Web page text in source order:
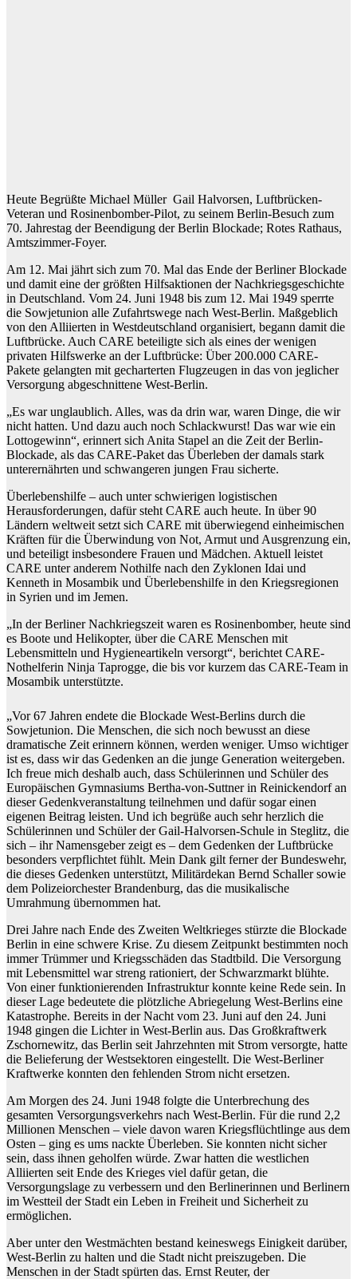
Heute Begrüßte Michael Müller Gail Halvorsen, Luftbrücken-
Veteran und Rosinenbomber-Pilot, zu seinem Berlin-Besuch zum
70. Jahrestag der Beendigung der Berlin Blockade; Rotes Rathaus,
Amtszimmer-Foyer.
Am 12. Mai jährt sich zum 70. Mal das Ende der Berliner Blockade
und damit eine der größten Hilfsaktionen der Nachkriegsgeschichte
in Deutschland. Vom 24. Juni 1948 bis zum 12. Mai 1949 sperrte
die Sowjetunion alle Zufahrtswege nach West-Berlin. Maßgeblich
von den Alliierten in Westdeutschland organisiert, begann damit die
Luftbrücke. Auch CARE beteiligte sich als eines der wenigen
privaten Hilfswerke an der Luftbrücke: Über 200.000 CARE-
Pakete gelangten mit gecharterten Flugzeugen in das von jeglicher
Versorgung abgeschnittene West-Berlin.
„Es war unglaublich. Alles, was da drin war, waren Dinge, die wir
nicht hatten. Und dazu auch noch Schlackwurst! Das war wie ein
Lottogewinn“, erinnert sich Anita Stapel an die Zeit der Berlin-
Blockade, als das CARE-Paket das Überleben der damals stark
unterernährten und schwangeren jungen Frau sicherte.
Überlebenshilfe – auch unter schwierigen logistischen
Herausforderungen, dafür steht CARE auch heute. In über 90
Ländern weltweit setzt sich CARE mit überwiegend einheimischen
Kräften für die Überwindung von Not, Armut und Ausgrenzung ein,
und beteiligt insbesondere Frauen und Mädchen. Aktuell leistet
CARE unter anderem Nothilfe nach den Zyklonen Idai und
Kenneth in Mosambik und Überlebenshilfe in den Kriegsregionen
in Syrien und im Jemen.
„In der Berliner Nachkriegszeit waren es Rosinenbomber, heute sind
es Boote und Helikopter, über die CARE Menschen mit
Lebensmitteln und Hygieneartikeln versorgt“, berichtet CARE-
Nothelferin Ninja Taprogge, die bis vor kurzem das CARE-Team in
Mosambik unterstützte.
„Vor 67 Jahren endete die Blockade West-Berlins durch die
Sowjetunion. Die Menschen, die sich noch bewusst an diese
dramatische Zeit erinnern können, werden weniger. Umso wichtiger
ist es, dass wir das Gedenken an die junge Generation weitergeben.
Ich freue mich deshalb auch, dass Schülerinnen und Schüler des
Europäischen Gymnasiums Bertha-von-Suttner in Reinickendorf an
dieser Gedenkveranstaltung teilnehmen und dafür sogar einen
eigenen Beitrag leisten. Und ich begrüße auch sehr herzlich die
Schülerinnen und Schüler der Gail-Halvorsen-Schule in Steglitz, die
sich – ihr Namensgeber zeigt es – dem Gedenken der Luftbrücke
besonders verpflichtet fühlt. Mein Dank gilt ferner der Bundeswehr,
die dieses Gedenken unterstützt, Militärdekan Bernd Schaller sowie
dem Polizeiorchester Brandenburg, das die musikalische
Umrahmung übernommen hat.
Drei Jahre nach Ende des Zweiten Weltkrieges stürzte die Blockade
Berlin in eine schwere Krise. Zu diesem Zeitpunkt bestimmten noch
immer Trümmer und Kriegsschäden das Stadtbild. Die Versorgung
mit Lebensmittel war streng rationiert, der Schwarzmarkt blühte.
Von einer funktionierenden Infrastruktur konnte keine Rede sein. In
dieser Lage bedeutete die plötzliche Abriegelung West-Berlins eine
Katastrophe. Bereits in der Nacht vom 23. Juni auf den 24. Juni
1948 gingen die Lichter in West-Berlin aus. Das Großkraftwerk
Zschornewitz, das Berlin seit Jahrzehnten mit Strom versorgte, hatte
die Belieferung der Westsektoren eingestellt. Die West-Berliner
Kraftwerke konnten den fehlenden Strom nicht ersetzen.
Am Morgen des 24. Juni 1948 folgte die Unterbrechung des
gesamten Versorgungsverkehrs nach West-Berlin. Für die rund 2,2
Millionen Menschen – viele davon waren Kriegsflüchtlinge aus dem
Osten – ging es ums nackte Überleben. Sie konnten nicht sicher
sein, dass ihnen geholfen würde. Zwar hatten die westlichen
Alliierten seit Ende des Krieges viel dafür getan, die
Versorgungslage zu verbessern und den Berlinerinnen und Berlinern
im Westteil der Stadt ein Leben in Freiheit und Sicherheit zu
ermöglichen.
Aber unter den Westmächten bestand keineswegs Einigkeit darüber,
West-Berlin zu halten und die Stadt nicht preiszugeben. Die
Menschen in der Stadt spürten das. Ernst Reuter, der